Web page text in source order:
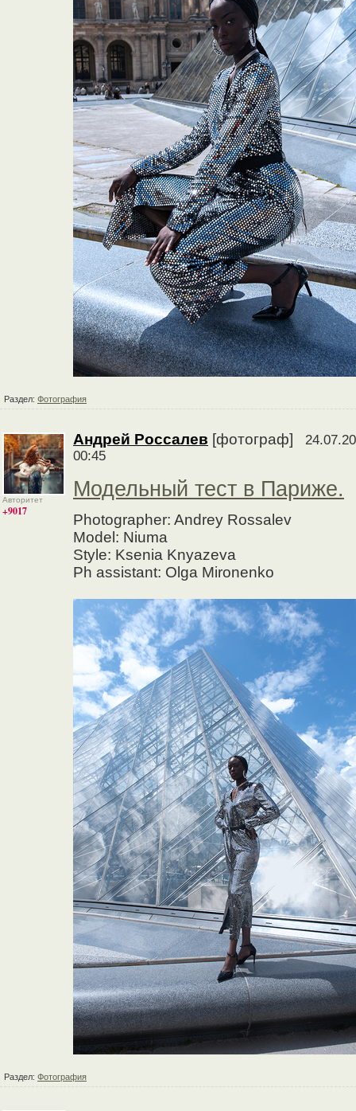
Раздел: Фотография
Авторитет
+9017
Андрей Россалев [фотограф]
00:45
Модельный тест в Париже.
Photographer: Andrey Rossalev
Model: Niuma
Style: Ksenia Knyazeva
Ph assistant: Olga Mironenko
Раздел: Фотография